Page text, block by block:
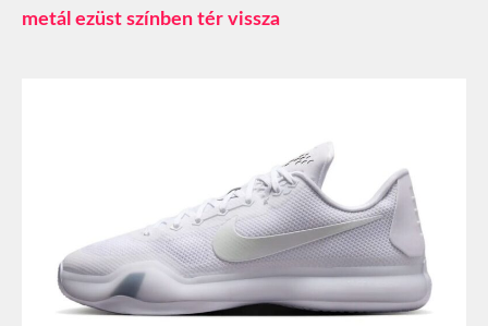
metál ezüst színben tér vissza